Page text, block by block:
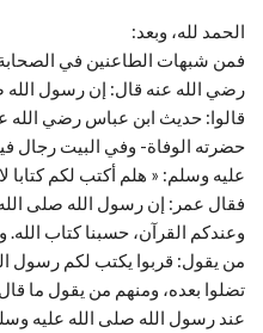
الحمد لله، وبعد:
فمن شبهات الطاعنين في
رضي الله عنه قال: إن رسول الله
قالوا: حديث ابن عباس رضي الله
حضرته الوفاة- وفي البيت رجال
عليه وسلم: « هلم أكتب لكم كتابا
فقال عمر: إن رسول الله صلى
وعندكم القرآن، حسبنا كتاب
من يقول: قربوا يكتب لكم رسول
تضلوا بعده، ومنهم من يقول ما قال
عند رسول الله صلى الله عليه